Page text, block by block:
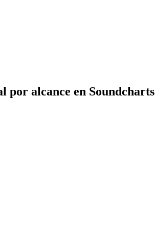
por alcance en Soundcharts